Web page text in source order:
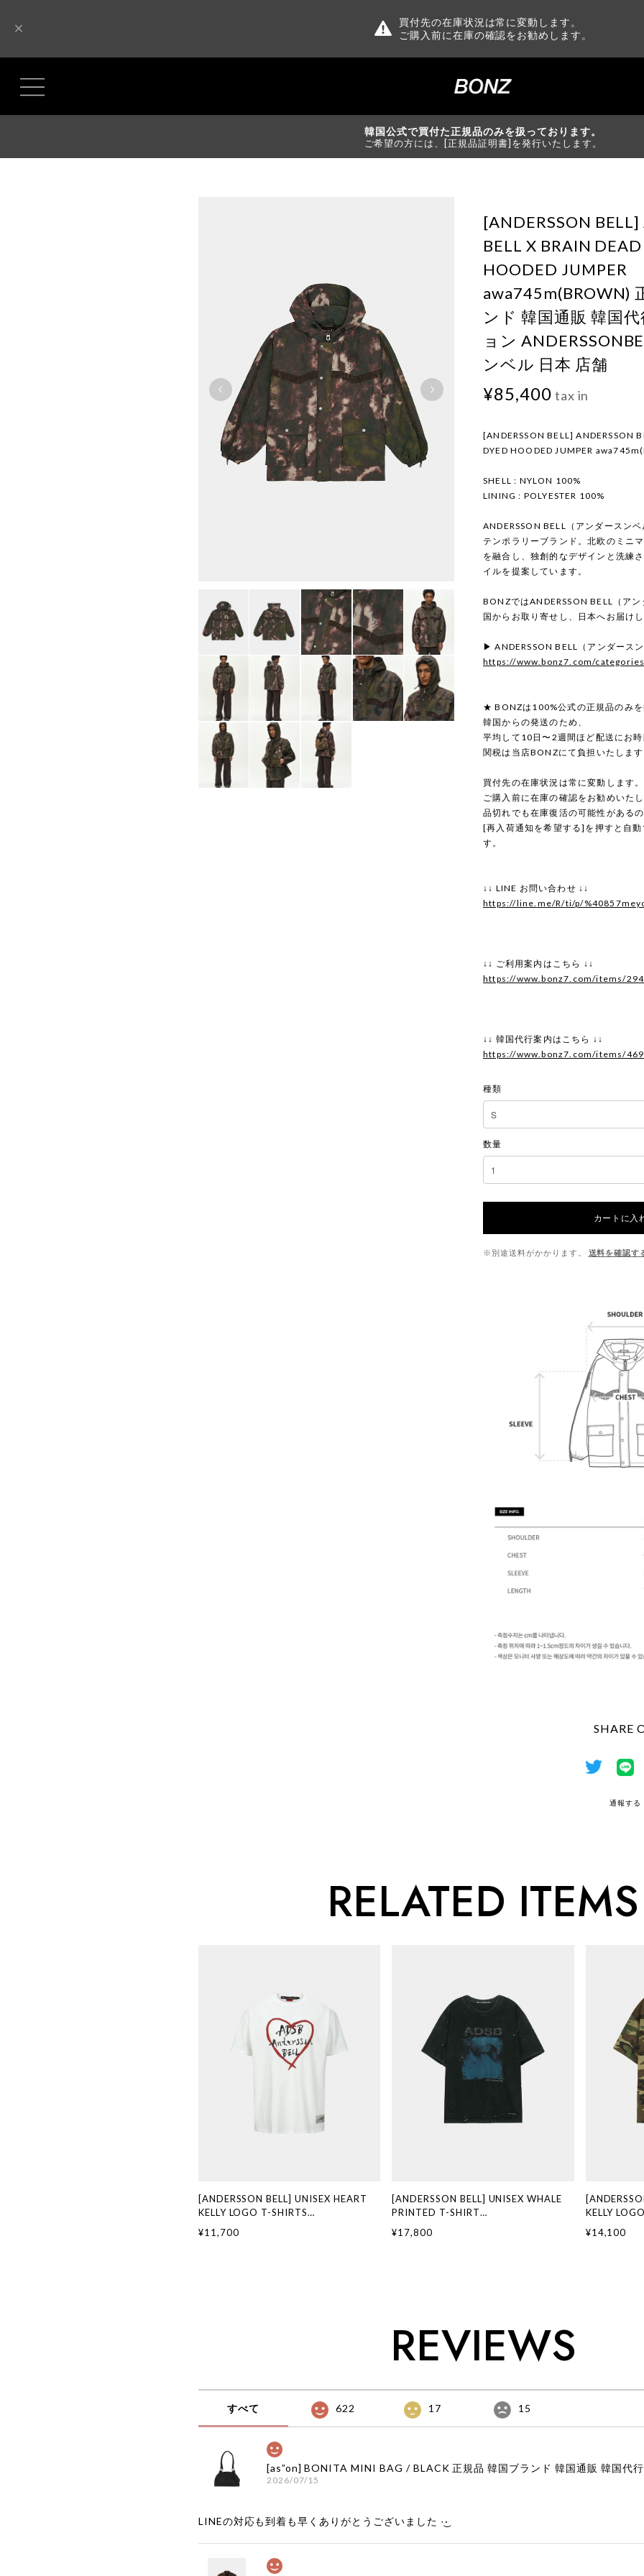
買付先の在庫状況は常に変動します。
ご購入前に在庫の確認をお勧めします。
韓国公式で買付た正規品のみを扱っております。
ご希望の方には、[正規品証明書]を発行いたします。
[ANDERSSON
BELL X BRAIN
HOODED JUMPER
awa745m(BROWN)
ンド 韓国通販 韓国
ョン
ンベル 日本 店舗
¥85,400 tax in
[ANDERSSON BELL] ANDERSSON
DYED HOODED JUMPER
SHELL : NYLON 100%
LINING : POLYESTER 100%
ANDERSSON BELL（アンダースン
テンポラリーブランド。北欧のミニ
を融合し、独創的なデザインと洗練
イルを提案しています。
BONZではANDERSSON BELL（ア
国からお取り寄せし、日本へお届け
▶ ANDERSSON BELL（アンダース
https://www.bonz7.com/
★ BONZは100%公式の正規品のみ
韓国からの発送のため、
平均して10日〜2週間ほど配送にお
関税は当店BONZにて負担いたしま
買付先の在庫状況は常に変動します。
ご購入前に在庫の確認をお勧めいた
品切れでも在庫復活の可能性がある
[再入荷通知を希望する]を押すと自
す。
↓↓ LINE お問い合わせ ↓↓
https://line.me/R/ti/p/
↓↓ ご利用案内はこちら ↓↓
https://www.bonz7.com/items/
↓↓ 韓国代行案内はこちら ↓↓
https://www.bonz7.com/items/
種類
数量
カートに入
※別途送料がかかります。 送料を確認す
SHARE
通報する
RELATED ITEMS
[ANDERSSON BELL] UNISEX HEART
KELLY LOGO T-SHIRTS
atb1290u(WHITE) 正規品 韓国ブラン
ド 韓国通販 韓国代行 韓国ファッション
¥11,700
[ANDERSSON BELL] UNISEX WHALE
PRINTED T-SHIRT
atb1439u(CHARCOAL) 正規品 韓国ブ
ランド 韓国通販 韓国代行 韓国ファッシ
¥17,800
KELLY
ブランド 韓
¥14,100
REVIEWS
すべて 622 17 15
2026/07/15
LINEの対応も到着も早くありがとうございました‪ ·͜·